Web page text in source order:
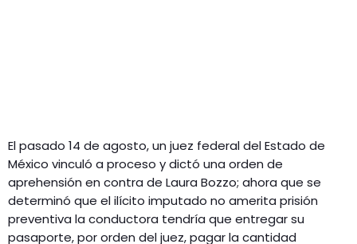
El pasado 14 de agosto, un juez federal del Estado de
México vinculó a proceso y dictó una orden de
aprehensión en contra de Laura Bozzo; ahora que se
determinó que el ilícito imputado no amerita prisión
preventiva la conductora tendría que entregar su
pasaporte, por orden del juez, pagar la cantidad